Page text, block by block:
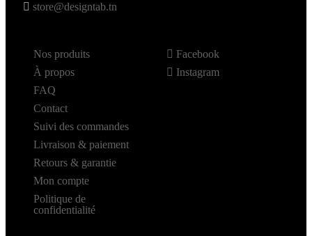
store@designtab.tn
Nos produits
À propos
FAQ
Contact
Suivi des commandes
Livraison & paiement
Retours & garantie
Mon compte
Politique de
confidentialité
Facebook
Instagram